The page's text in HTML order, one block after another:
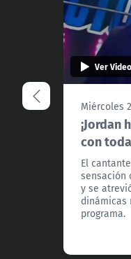
Ver Video
Miércoles
¡Jordan
con
El
sensación
y se
dinámicas
programa.